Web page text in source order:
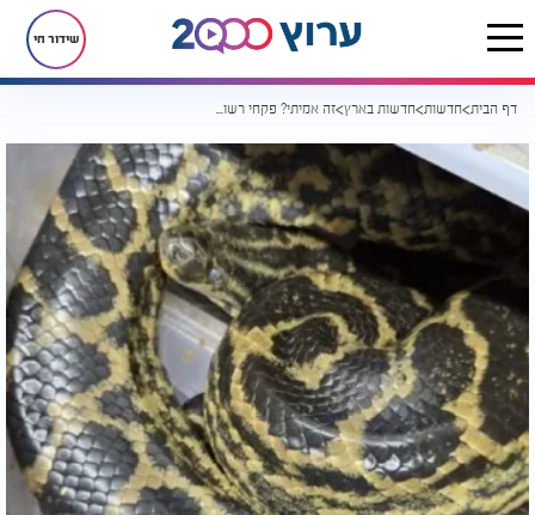
שידור חי
דף הבית חדשות חדשות בארץ זה אמיתי? פקחי רשות הטבע והגנים לכדו תנין, אנקונדה וצפרדעים ארסיות במושב במרכז הארץ